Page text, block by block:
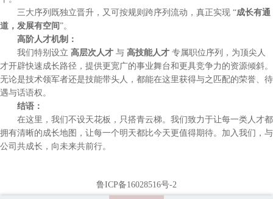
三大序列既独立晋升，又可按规则跨序列流动，真正实现 “成长有通
道，发展有空间”。
高阶人才机制：
我们特别设立 高层次人才 与 高技能人才 专属职位序列，为顶尖人
才开辟快速成长路径，提供更宽广的事业舞台和更具竞争力的资源倾斜。
无论是技术领军者还是技能带头人，都能在这里获得与之匹配的荣誉、待
遇与话语权。
结语：
在这里，我们不设天花板，只搭青云梯。我们致力于让每一类人才都
拥有清晰的成长地图，让每一个明天都比今天更值得期待。加入我们，与
公司共成长，向未来共前行。
鲁ICP备16028516号-2